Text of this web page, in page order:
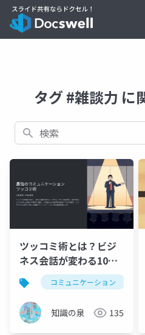
タグ #雑談力 に
検索
ツッコミ術とは？ビジ
ネス会話が変わる10の
型と6つのメリット完全
ガイド
コミュニケーション
知識の泉 135